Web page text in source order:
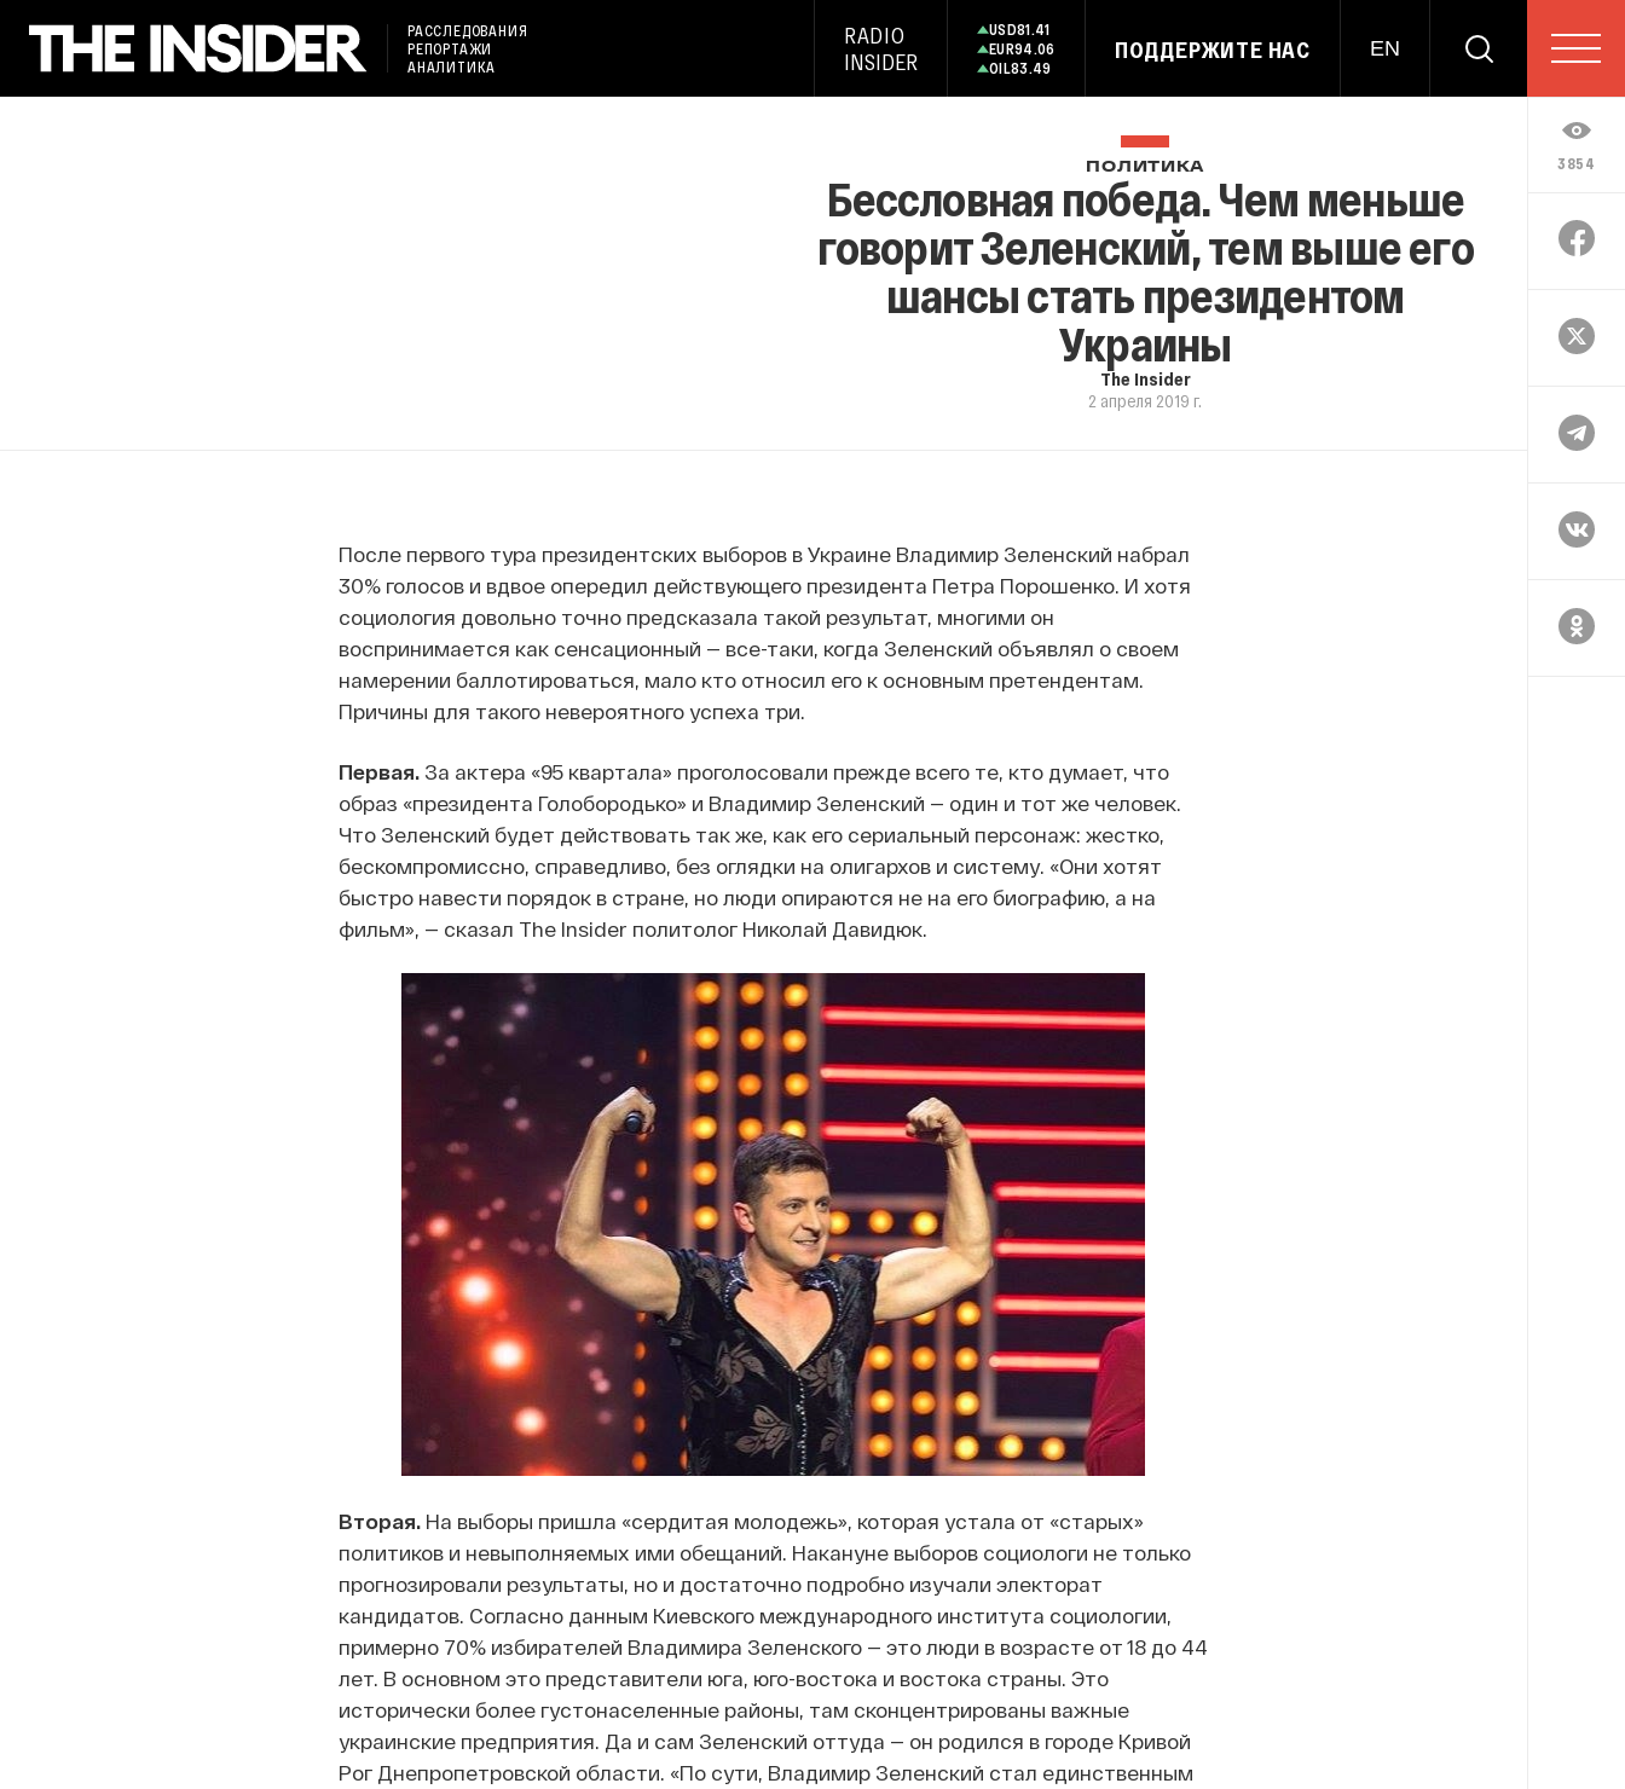
РАССЛЕДОВАНИЯ
РЕПОРТАЖИ
АНАЛИТИКА
RADIO
INSIDER
USD81.41
EUR94.06
OIL83.49
ПОДДЕРЖИТЕ НАС EN
3854
ПОЛИТИКА
Бессловная победа. Чем меньше
говорит Зеленский, тем выше его
шансы стать президентом
Украины
The Insider
2 апреля 2019 г.
После первого тура президентских выборов в Украине Владимир Зеленский набрал
30% голосов и вдвое опередил действующего президента Петра Порошенко. И хотя
социология довольно точно предсказала такой результат, многими он
воспринимается как сенсационный — все-таки, когда Зеленский объявлял о своем
намерении баллотироваться, мало кто относил его к основным претендентам.
Причины для такого невероятного успеха три.
Первая.За актера «95 квартала» проголосовали прежде всего те, кто думает, что
образ «президента Голобородько» и Владимир Зеленский — один и тот же человек.
Что Зеленский будет действовать так же, как его сериальный персонаж: жестко,
бескомпромиссно, справедливо, без оглядки на олигархов и систему. «Они хотят
быстро навести порядок в стране, но люди опираются не на его биографию, а на
фильм», — сказал The Insider политолог Николай Давидюк.
Вторая.На выборы пришла «сердитая молодежь», которая устала от «старых»
политиков и невыполняемых ими обещаний. Накануне выборов социологи не только
прогнозировали результаты, но и достаточно подробно изучали электорат
кандидатов. Согласно данным Киевского международного института социологии,
примерно 70% избирателей Владимира Зеленского — это люди в возрасте от 18 до 44
лет. В основном это представители юга, юго-востока и востока страны. Это
исторически более густонаселенные районы, там сконцентрированы важные
украинские предприятия. Да и сам Зеленский оттуда — он родился в городе Кривой
Рог Днепропетровской области. «По сути, Владимир Зеленский стал единственным